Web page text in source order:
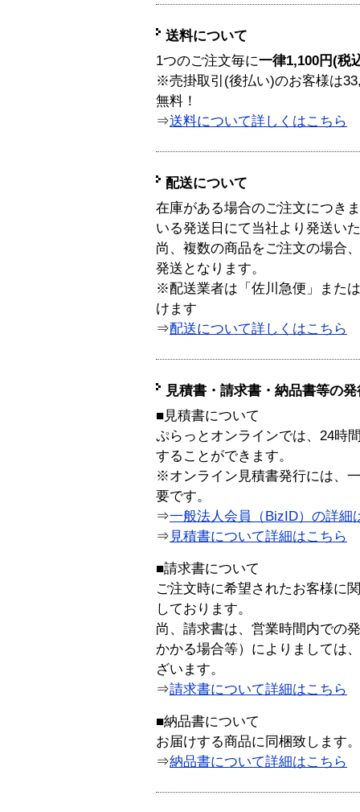
送料について
1つのご注文毎に一律1,100円(税
※売掛取引(後払い)のお客様は
無料！
⇒送料について詳しくはこちら
配送について
在庫がある場合のご注文につき
いる発送日にて当社より発送い
尚、複数の商品をご注文の場合
発送となります。
※配送業者は「佐川急便」また
けます
⇒配送について詳しくはこちら
見積書・請求書・納品書等の
■見積書について
ぷらっとオンラインでは、24時
することができます。
※オンライン見積書発行には、
要です。
⇒一般法人会員（BizID）の詳細
⇒ 見積書について詳細はこちら
■請求書について
ご注文時に希望されたお客様に
しております。
尚、請求書は、営業時間内での
かかる場合等）によりましては
ざいます。
⇒請求書について詳細はこちら
■納品書について
お届けする商品に同梱致します。
⇒納品書について詳細はこちら